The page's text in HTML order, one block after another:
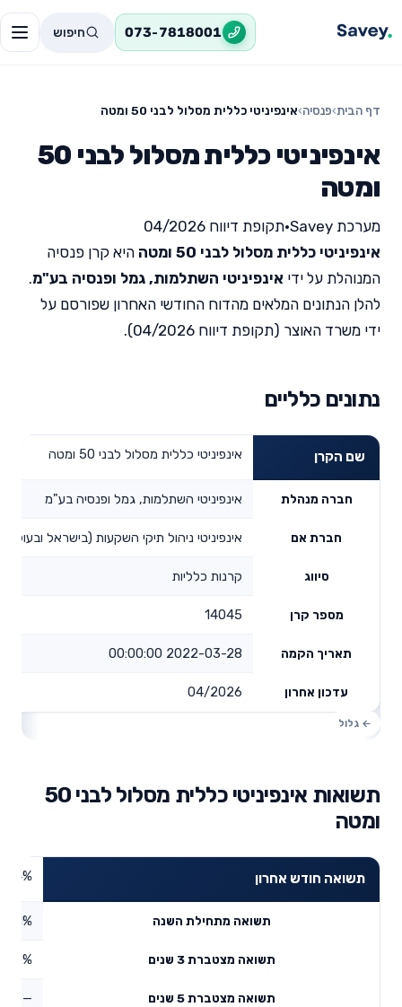
073-7818001 חיפוש
דף הבית›פנסיה›אינפיניטי כללית מסלול לבני 50 ומטה
אינפיניטי כללית מסלול לבני 50
ומטה
מערכת Savey •תקופת דיווח 04/2026
אינפיניטי כללית מסלול לבני 50 ומטה
היא קרן פנסיה
המנוהלת על ידי אינפיניטי השתלמות, גמל ופנסיה בע"מ.
להלן הנתונים המלאים מהדוח החודשי האחרון שפורסם על
ידי משרד האוצר (תקופת דיווח 04/2026).
נתונים כלליים
שם הקרן אינפיניטי כללית מסלול לבני 50 ומטה
חברה מנהלת אינפיניטי השתלמות, גמל ופנסיה בע"מ
חברת אם אינפיניטי ניהול תיקי השקעות (בישראל
סיווג קרנות כלליות
מספר קרן 14045
תאריך הקמה 2022-03-28 00:00:00
עדכון אחרון 04/2026
תשואות אינפיניטי כללית מסלול לבני 50
ומטה
תשואה חודש אחרון
תשואה מתחילת השנה 7.81%
תשואה מצטברת 3 שנים
תשואה מצטברת 5 שנים —